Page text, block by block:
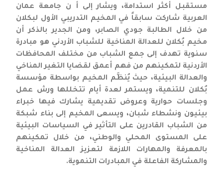
مستقبل أكثر استدامة، ويشار إلى أ ن جامعة عمان
العربية شاركت سابقاً في المخيم التدريبي الأول لبكلان
من خلال الطالبة جودي الصابر، ومن الجدير بالذكر أن
مخيم بُكلان للعدالة المناخية للشباب الأردني هو مبادرة
سنوية تهدف إلى جمع الشباب من مختلف المحافظات
الأردنية لتمكينهم من فهم أعمق لقضايا التغير المناخي
والعدالة البيئية، حيث يُنظَّم المخيم بواسطة مؤسسة
بُكلان للتنمية، ويستمر لعدة أيام تتخللها ورش عمل
وجلسات حوارية وعروض تقديمية يشارك فيها خبراء
بيئيون ونشطاء شبان، ويسعى المخيم إلى بناء شبكة
من الشباب القادرين على التأثير في السياسات البيئية
على المستوى المحلي والوطني، من خلال تمكينهم
بالمعرفة والمهارات اللازمة لتعزيز العدالة المناخية
والمشاركة الفاعلة في المبادرات التنموية.